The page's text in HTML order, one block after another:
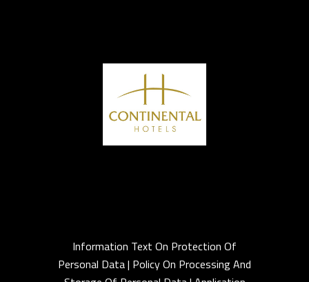
Information Text On Protection Of
Personal Data Policy On Processing And